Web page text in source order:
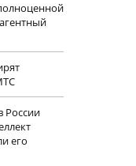
России
его